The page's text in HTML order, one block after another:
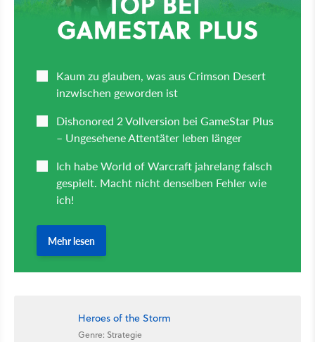
Heroes of the Storm
Genre: Strategie